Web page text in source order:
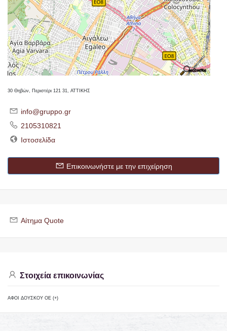
30 Θηβών, Περιστέρι 121 31, ΑΤΤΙΚΗΣ
info@gruppo.gr
2105310821
Ιστοσελίδα
Επικοινωνήστε με την επιχείρηση
Αίτημα Quote
Στοιχεία επικοινωνίας
ΑΦΟΙ ΔΟΥΣΚΟΥ ΟΕ (+)